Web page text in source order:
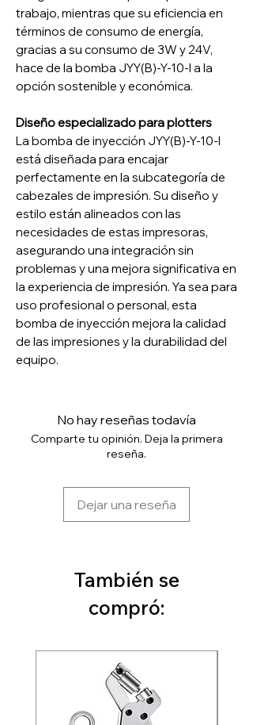
trabajo, mientras que su eficiencia en
términos de consumo de energía,
gracias a su consumo de 3W y 24V,
hace de la bomba JYY(B)-Y-10-I a la
opción sostenible y económica.
Diseño especializado para plotters
La bomba de inyección JYY(B)-Y-10-I
está diseñada para encajar
perfectamente en la subcategoría de
cabezales de impresión. Su diseño y
estilo están alineados con las
necesidades de estas impresoras,
asegurando una integración sin
problemas y una mejora significativa en
la experiencia de impresión. Ya sea para
uso profesional o personal, esta
bomba de inyección mejora la calidad
de las impresiones y la durabilidad del
equipo.
No hay reseñas todavía
Comparte tu opinión. Deja la primera
reseña.
Dejar una reseña
También se
compró: